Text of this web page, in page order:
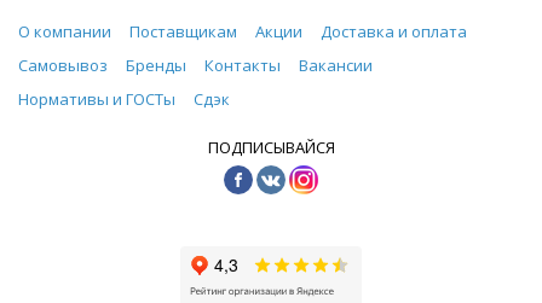
О компании Поставщикам Акции
Доставка и оплата
Самовывоз
Бренды Контакты
Вакансии
Нормативы и ГОСТы
Сдэк
ПОДПИСЫВАЙСЯ